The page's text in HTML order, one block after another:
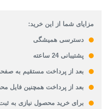
مزایای شما از این خرید:
دسترسی همیشگی
پشتیبانی 24 ساعته
بعد از پرداخت مستقیم به
بعد از پرداخت همچنین فایل
برای خرید محصول نیازی به